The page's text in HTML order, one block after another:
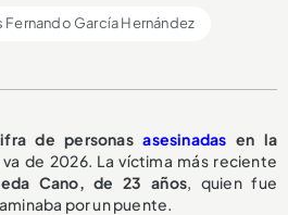
Fernando García Hernández
de personasasesinadas en la
de 2026. La víctima más reciente
Cano, de 23 años, quien fue
por un puente.